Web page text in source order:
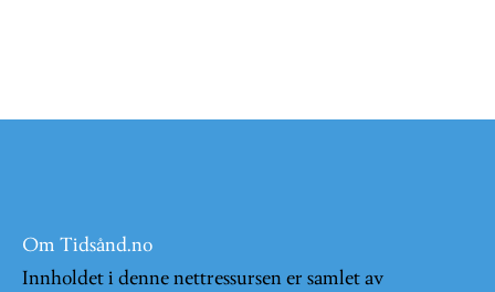
Om Tidsånd.no
Innholdet i denne nettressursen er samlet av